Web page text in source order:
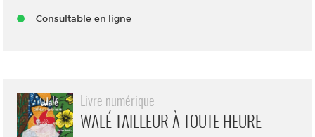
Consultable en ligne
Livre numérique
WALÉ TAILLEUR À TOUTE HEURE